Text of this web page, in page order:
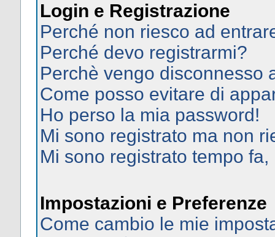
Login e Registrazione
Perché non riesco ad
Perché devo registrarmi?
Perchè vengo disconnesso
Come posso evitare di
Ho perso la mia password!
Mi sono registrato ma non
Mi sono registrato tempo
Impostazioni e Preferenze
Come cambio le mie